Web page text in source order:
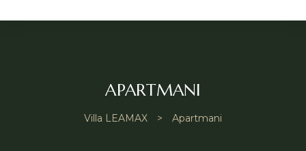
APARTMANI
Villa LEAMAX > Apartmani